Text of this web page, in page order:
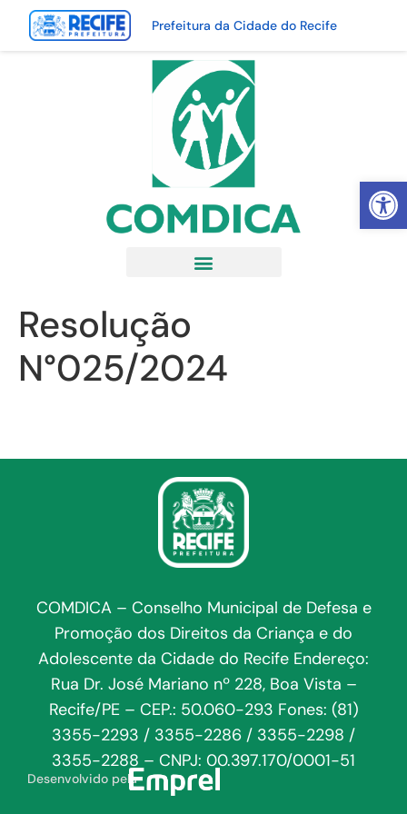
Abrir
Prefeitura da Cidade do Recife
Resolução
N°025/2024
COMDICA – Conselho Municipal de Defesa e
Promoção dos Direitos da Criança e do
Adolescente da Cidade do Recife Endereço:
Rua Dr. José Mariano nº 228, Boa Vista –
Recife/PE – CEP.: 50.060-293 Fones: (81)
3355-2293 / 3355-2286 / 3355-2298 /
3355-2288 – CNPJ: 00.397.170/0001-51
Desenvolvido pela